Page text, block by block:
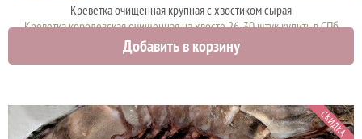
Креветка очищенная крупная с хвостиком сырая
Креветка королевская очищенная на хвосте 26-30 штук купить в СПб
1795 руб.
Добавить в корзину
СКИДКА